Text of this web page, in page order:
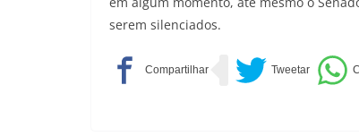
serem silenciados.